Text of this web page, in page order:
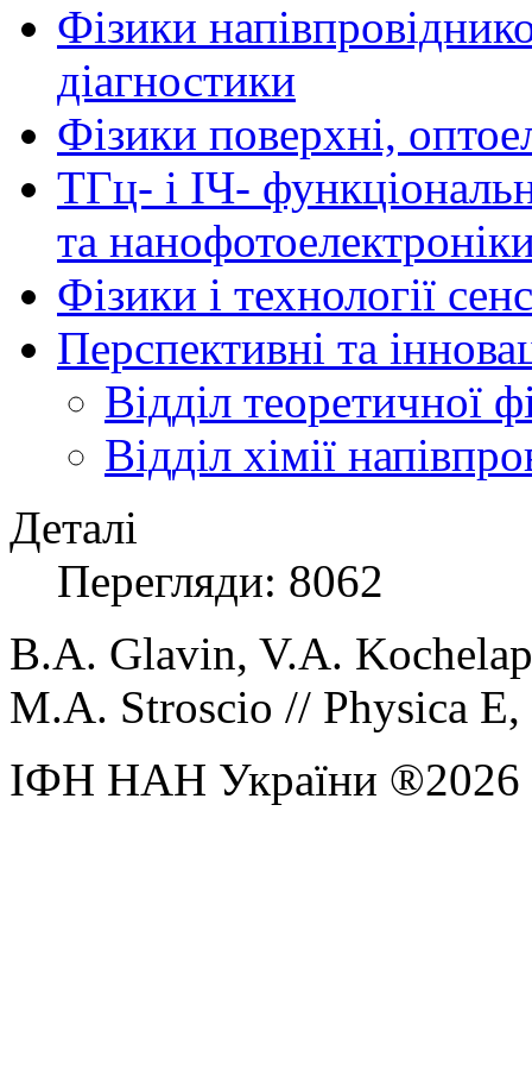
Фізики
діагностики
Фізики поверхні,
ТГц- і ІЧ-
та
Фізики і технології
Перспективні та
Відділ теоретичної
Відділ хімії
Деталі
Перегляди: 8062
B.A. Glavin, V.A.
M.A. Stroscio // Physica
ІФН НАН України ®2026